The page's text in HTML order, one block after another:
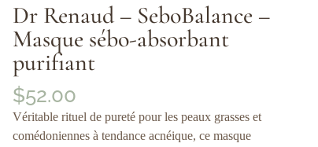
Dr Renaud – SeboBalance –
Masque sébo-absorbant
purifiant
$52.00
Véritable rituel de pureté pour les peaux grasses et
comédoniennes à tendance acnéique, ce masque